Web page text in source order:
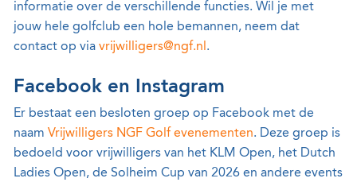
informatie over de verschillende functies. Wil je met
jouw hele golfclub een hole bemannen, neem dat
contact op via vrijwilligers@ngf.nl .
Facebook en Instagram
Er bestaat een besloten groep op Facebook met de
naam Vrijwilligers NGF Golf evenementen. Deze groep is
bedoeld voor vrijwilligers van het KLM Open, het Dutch
Ladies Open, de Solheim Cup van 2026 en andere events